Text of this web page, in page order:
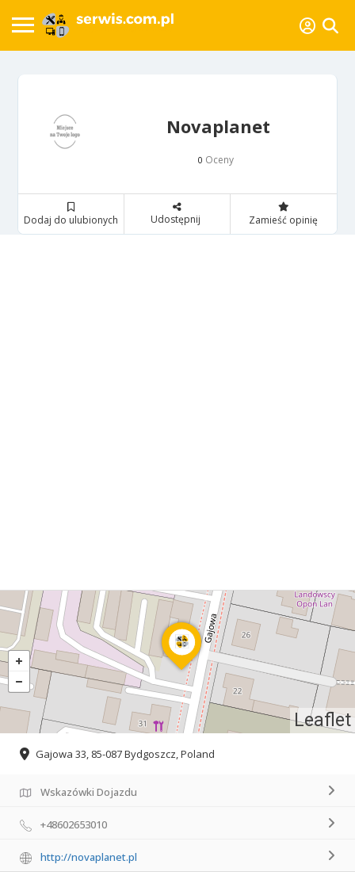
Novaplanet
0 Oceny
Dodaj do ulubionych Udostępnij Zamieść opinię
Leaflet
Gajowa 33, 85-087 Bydgoszcz, Poland
Wskazówki Dojazdu
+48602653010
http://novaplanet.pl